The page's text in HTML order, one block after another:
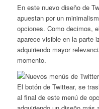
En este nuevo diseño de
apuestan por un
opciones. Como decimos,
aparece visible en la parte
adquiriendo mayor
momento.
El botón de Twittear, se
al final de este menú de